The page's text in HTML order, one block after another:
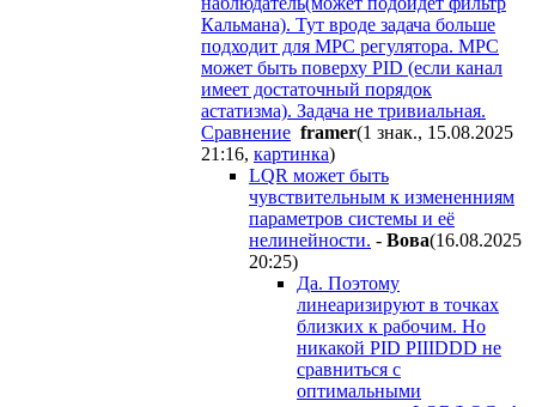
Кальмана). Тут вроде задача больше
подходит для MPC регулятора. MPC
может быть поверху PID (если канал
имеет достаточный порядок
астатизма). Задача не тривиальная.
Сравнение framer(1 знак., 15.08.2025
21:16, картинка)
LQR может быть
чувствительным к измененниям
параметров системы и её
нелинейности. - Boвa(16.08.2025
20:25)
Да. Поэтому
линеаризируют в точках
близких к рабочим. Но
никакой PID PIIIDDD не
сравниться с
оптимальными